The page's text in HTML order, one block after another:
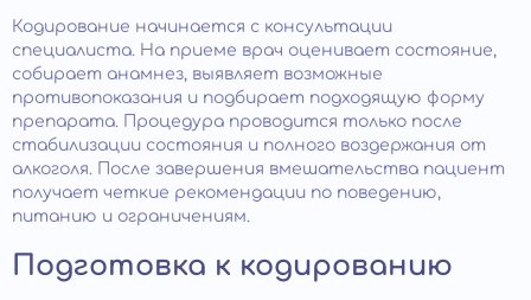
Кодирование начинается с консультации
специалиста. На приеме врач оценивает состояние,
собирает анамнез, выявляет возможные
противопоказания и подбирает подходящую форму
препарата. Процедура проводится только после
стабилизации состояния и полного воздержания от
алкоголя. После завершения вмешательства пациент
получает четкие рекомендации по поведению,
питанию и ограничениям.
Подготовка к кодированию